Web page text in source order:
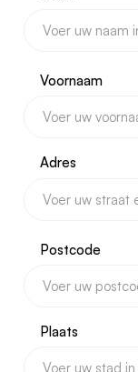
Voornaam
Adres
Postcode
Plaats